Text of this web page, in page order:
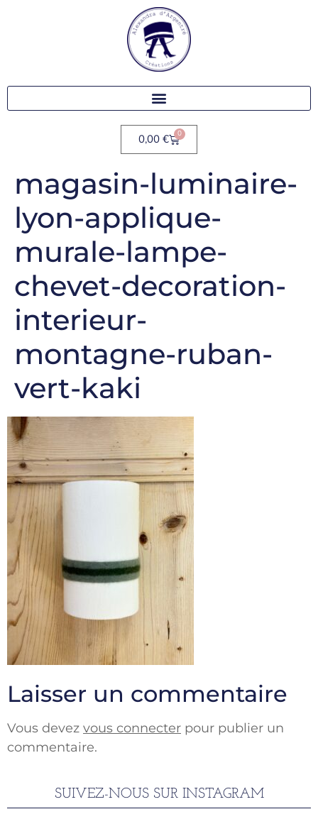
0,00 € 0
magasin-luminaire-
lyon-applique-
murale-lampe-
chevet-decoration-
interieur-
montagne-ruban-
vert-kaki
Laisser un commentaire
Vous devez vous connecter pour publier un
commentaire.
SUIVEZ-NOUS SUR INSTAGRAM